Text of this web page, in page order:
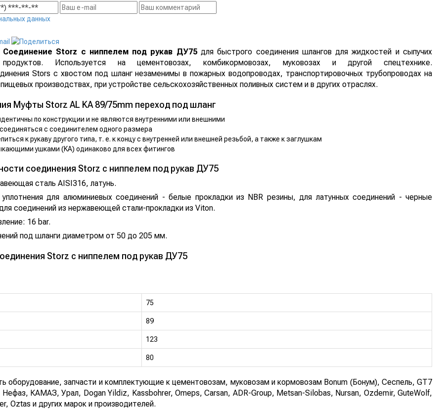
данных
Соединение Storz с ниппелем под рукав ДУ75для быстрого соединения шлангов для жидкостей и сыпучих
продуктов. Используется на цементовозах, комбикормовозах, муковозах и другой спецтехнике.
Stors с хвостом под шланг незаменимы в пожарных водопроводах, транспортировочных трубопроводах на
производствах, при устройстве сельскохозяйственных поливных систем и в других отраслях.
Муфты Storz AL KA 89/75mm переход под шланг
по конструкции и не являются внутренними или внешними
с соединителем одного размера
к рукаву другого типа, т. е. к концу с внутренней или внешней резьбой, а также к заглушкам
ушками (KA) одинаково для всех фитингов
соединения Storz с ниппелем под рукав ДУ75
сталь AISI316, латунь.
для алюминиевых соединений - белые прокладки из NBR резины, для латунных соединений - черные
соединений из нержавеющей стали-прокладки из Viton.
16 bar.
под шланги диаметром от 50 до 205 мм.
Storz с ниппелем под рукав ДУ75
75
89
123
80
запчасти и комплектующие к цементовозам, муковозам и кормовозам Bonum (Бонум), Сеспель, GT7
КАМАЗ, Урал, Dogan Yildiz, Kassbohrer, Omeps, Carsan, ADR-Group, Metsan-Silobas, Nursan, Ozdemir, GuteWolf,
Oztas и других марок и производителей.